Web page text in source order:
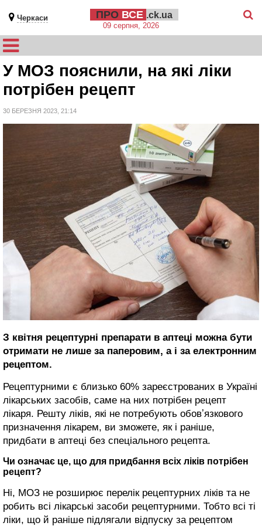
Черкаси ПРО ВСЕ .ck.ua
09 серпня, 2026
У МОЗ пояснили, на які ліки
потрібен рецепт
30 БЕРЕЗНЯ 2023, 21:14
З квітня рецептурні препарати в аптеці можна бути
отримати не лише за паперовим, а і за електронним
рецептом.
Рецептурними є близько 60% зареєстрованих в Україні
лікарських засобів, саме на них потрібен рецепт
лікаря. Решту ліків, які не потребують обовʼязкового
призначення лікарем, ви зможете, як і раніше,
придбати в аптеці без спеціального рецепта.
Чи означає це, що для придбання всіх ліків потрібен
рецепт?
Ні, МОЗ не розширює перелік рецептурних ліків та не
робить всі лікарські засоби рецептурними. Тобто всі ті
ліки, що й раніше підлягали відпуску за рецептом